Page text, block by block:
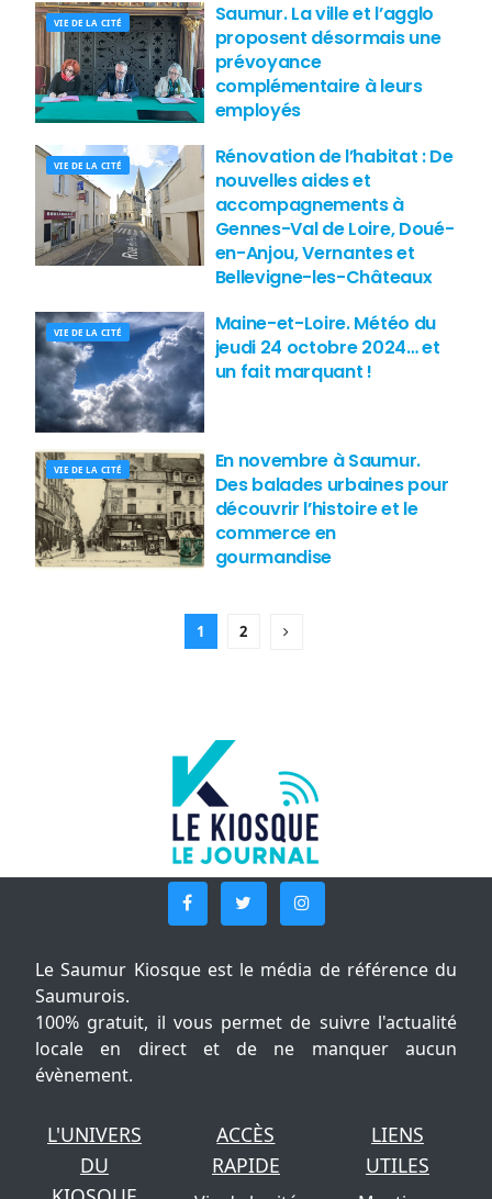
VIE DE LA CITÉ
Saumur. La ville et l’agglo
proposent désormais une
prévoyance
complémentaire à leurs
employés
VIE DE LA CITÉ
Rénovation de l’habitat : De
nouvelles aides et
accompagnements à
Gennes-Val de Loire, Doué-
en-Anjou, Vernantes et
Bellevigne-les-Châteaux
VIE DE LA CITÉ
Maine-et-Loire. Météo du
jeudi 24 octobre 2024… et
un fait marquant !
VIE DE LA CITÉ
En novembre à Saumur.
Des balades urbaines pour
découvrir l’histoire et le
commerce en
gourmandise
1 2
Le Saumur Kiosque est le média de référence du
Saumurois.
100% gratuit, il vous permet de suivre l'actualité
locale en direct et de ne manquer aucun
évènement.
L'UNIVERS
DU
ACCÈS
RAPIDE
LIENS
UTILES